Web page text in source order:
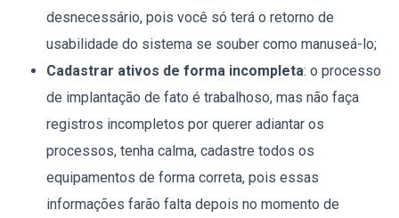
desnecessário, pois você só terá o retorno de
usabilidade do sistema se souber como manuseá-lo;
Cadastrar ativos de forma incompleta: o processo
de implantação de fato é trabalhoso, mas não faça
registros incompletos por querer adiantar os
processos, tenha calma, cadastre todos os
equipamentos de forma correta, pois essas
informações farão falta depois no momento de